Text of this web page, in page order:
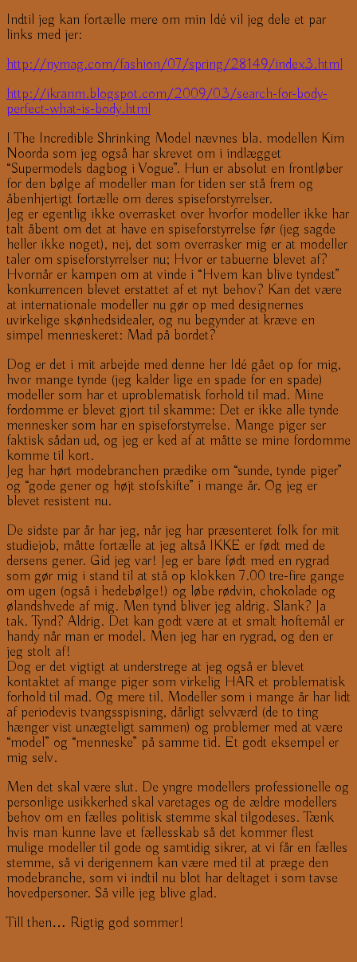
Indtil jeg kan fortælle mere om min Idé vil jeg dele et par
links med jer:
http://nymag.com/fashion/07/spring/28149/index3.html
http://ikranm.blogspot.com/2009/03/search-for-body-
perfect-what-is-body.html
I The Incredible Shrinking Model nævnes bla. modellen Kim
Noorda som jeg også har skrevet om i indlægget
“Supermodels dagbog i Vogue”. Hun er absolut en frontløber
for den bølge af modeller man for tiden ser stå frem og
åbenhjertigt fortælle om deres spiseforstyrrelser.
Jeg er egentlig ikke overrasket over hvorfor modeller ikke har
talt åbent om det at have en spiseforstyrrelse før (jeg sagde
heller ikke noget), nej, det som overrasker mig er at modeller
taler om spiseforstyrrelser nu; Hvor er tabuerne blevet af?
Hvornår er kampen om at vinde i “Hvem kan blive tyndest”
konkurrencen blevet erstattet af et nyt behov? Kan det være
at internationale modeller nu gør op med designernes
uvirkelige skønhedsidealer, og nu begynder at kræve en
simpel menneskeret: Mad på bordet?
Dog er det i mit arbejde med denne her Idé gået op for mig,
hvor mange tynde (jeg kalder lige en spade for en spade)
modeller som har et uproblematisk forhold til mad. Mine
fordomme er blevet gjort til skamme: Det er ikke alle tynde
mennesker som har en spiseforstyrrelse. Mange piger ser
faktisk sådan ud, og jeg er ked af at måtte se mine fordomme
komme til kort.
Jeg har hørt modebranchen prædike om “sunde, tynde piger”
og “gode gener og højt stofskifte” i mange år. Og jeg er
blevet resistent nu.
De sidste par år har jeg, når jeg har præsenteret folk for mit
studiejob, måtte fortælle at jeg altså IKKE er født med de
dersens gener. Gid jeg var! Jeg er bare født med en rygrad
som gør mig i stand til at stå op klokken 7.00 tre-fire gange
om ugen (også i hedebølge!) og løbe rødvin, chokolade og
ølandshvede af mig. Men tynd bliver jeg aldrig. Slank? Ja
tak. Tynd? Aldrig. Det kan godt være at et smalt hoftemål er
handy når man er model. Men jeg har en rygrad, og den er
jeg stolt af!
Dog er det vigtigt at understrege at jeg også er blevet
kontaktet af mange piger som virkelig HAR et problematisk
forhold til mad. Og mere til. Modeller som i mange år har lidt
af periodevis tvangsspisning, dårligt selvværd (de to ting
hænger vist unægteligt sammen) og problemer med at være
“model” og “menneske” på samme tid. Et godt eksempel er
mig selv.
Men det skal være slut. De yngre modellers professionelle og
personlige usikkerhed skal varetages og de ældre modellers
behov om en fælles politisk stemme skal tilgodeses. Tænk
hvis man kunne lave et fællesskab så det kommer flest
mulige modeller til gode og samtidig sikrer, at vi får en fælles
stemme, så vi derigennem kan være med til at præge den
modebranche, som vi indtil nu blot har deltaget i som tavse
hovedpersoner. Så ville jeg blive glad.
Till then… Rigtig god sommer!